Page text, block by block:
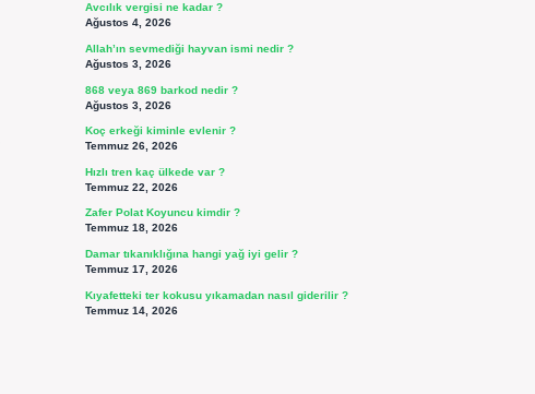
Avcılık vergisi ne kadar ?
Ağustos 4, 2026
Allah’ın sevmediği hayvan ismi nedir ?
Ağustos 3, 2026
868 veya 869 barkod nedir ?
Ağustos 3, 2026
Koç erkeği kiminle evlenir ?
Temmuz 26, 2026
Hızlı tren kaç ülkede var ?
Temmuz 22, 2026
Zafer Polat Koyuncu kimdir ?
Temmuz 18, 2026
Damar tıkanıklığına hangi yağ iyi gelir ?
Temmuz 17, 2026
Kıyafetteki ter kokusu yıkamadan nasıl giderilir ?
Temmuz 14, 2026